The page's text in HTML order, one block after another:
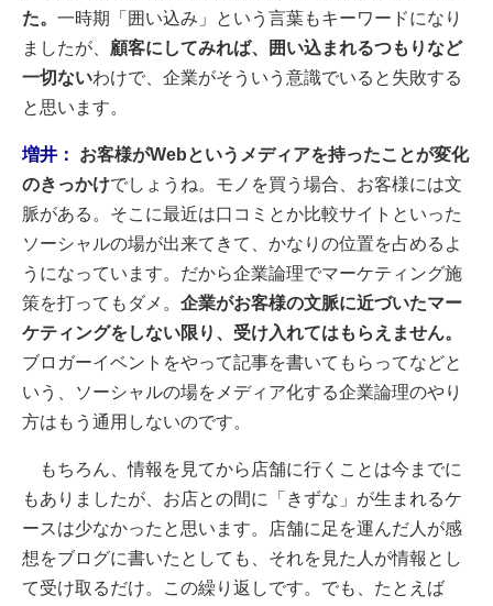
た。 一時期「囲い込み」という言葉もキーワードになり
ましたが、 顧客にしてみれば、囲い込まれるつもりなど
一切ないわけで、企業がそういう意識でいると失敗する
と思います。
増井：
お客様がWebというメディアを持ったことが変化
のきっかけでしょうね。モノを買う場合、お客様には文
脈がある。そこに最近は口コミとか比較サイトといった
ソーシャルの場が出来てきて、かなりの位置を占めるよ
うになっています。だから企業論理でマーケティング施
策を打ってもダメ。 企業がお客様の文脈に近づいたマー
ケティングをしない限り、受け入れてはもらえません。
ブロガーイベントをやって記事を書いてもらってなどと
いう、ソーシャルの場をメディア化する企業論理のやり
方はもう通用しないのです。
もちろん、情報を見てから店舗に行くことは今までに
もありましたが、お店との間に「きずな」が生まれるケ
ースは少なかったと思います。店舗に足を運んだ人が感
想をブログに書いたとしても、それを見た人が情報とし
て受け取るだけ。この繰り返しです。でも、たとえば